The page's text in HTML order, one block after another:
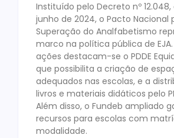
Instituído pelo Decreto nº 12.048,
junho de 2024, o Pacto Nacional
Superação do Analfabetismo
marco na política pública de EJA.
ações destacam-se o PDDE
que possibilita a criação de
adequados nas escolas, e a
livros e materiais didáticos pelo
Além disso, o Fundeb ampliado
recursos para escolas com
modalidade.